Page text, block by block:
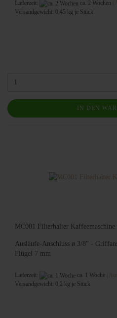
Lieferzeit: ca. 2 Wochen
Versandgewicht: 0,45 kg je Stück
IN DEN
MC001 Filterhalter
Ausläufe-Anschluss ø 3/8" -
Flügel 7 mm
Lieferzeit: ca. 1 Woche
Versandgewicht: 0,2 kg je Stück